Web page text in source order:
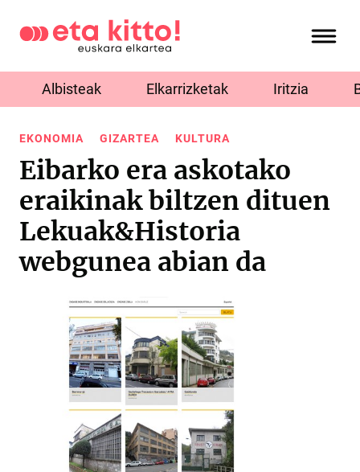
Albisteak Elkarrizketak Iritzia
EKONOMIA GIZARTEA KULTURA
Eibarko era askotako
eraikinak biltzen dituen
Lekuak&Historia
webgunea abian da